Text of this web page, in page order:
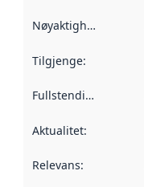
Nøyaktigheit
Tilgjenge:
Fullstendigheit
Aktualitet:
Relevans: